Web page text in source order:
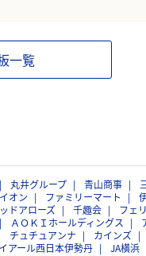
一覧
丸井グループ 青山商事
イオン ファミリーマート
ドアローズ 千趣会 フェ
ＡＯＫＩホールディングス
チュチュアンナ カインズ
アール西日本伊勢丹 JA横浜